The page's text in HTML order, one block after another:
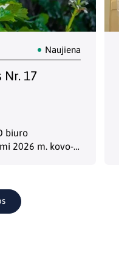
Naujiena
17
biuro
2026 m. kovo-